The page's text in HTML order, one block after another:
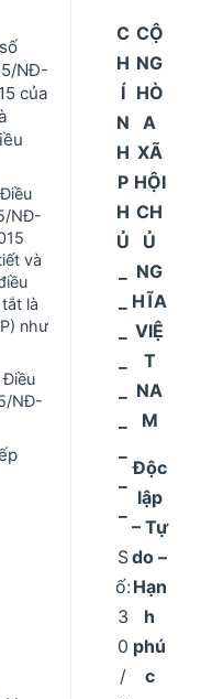
NĐ-
của
NĐ-
và
là
như
Điều
NĐ-
C
H
Í
N
H
P
H
Ủ
S
ố:
3
0
/
CỘ
NG
HÒ
A
XÃ
HỘI
CH
Ủ
NG
HĨA
VIỆ
T
NA
M
Độc
lập
– Tự
do –
Hạn
h
phú
c